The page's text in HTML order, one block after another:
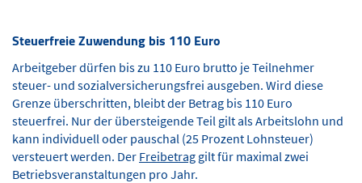
Steuerfreie Zuwendung bis 110 Euro
Arbeitgeber dürfen bis zu 110 Euro brutto je Teilnehmer
steuer- und sozialversicherungsfrei ausgeben. Wird diese
Grenze überschritten, bleibt der Betrag bis 110 Euro
steuerfrei. Nur der übersteigende Teil gilt als Arbeitslohn und
kann individuell oder pauschal (25 Prozent Lohnsteuer)
versteuert werden. Der Freibetrag gilt für maximal zwei
Betriebsveranstaltungen pro Jahr.